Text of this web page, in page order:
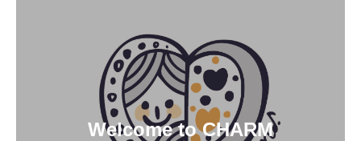
Welcome to CHARM
Telephone Consult languages
各事業 Program